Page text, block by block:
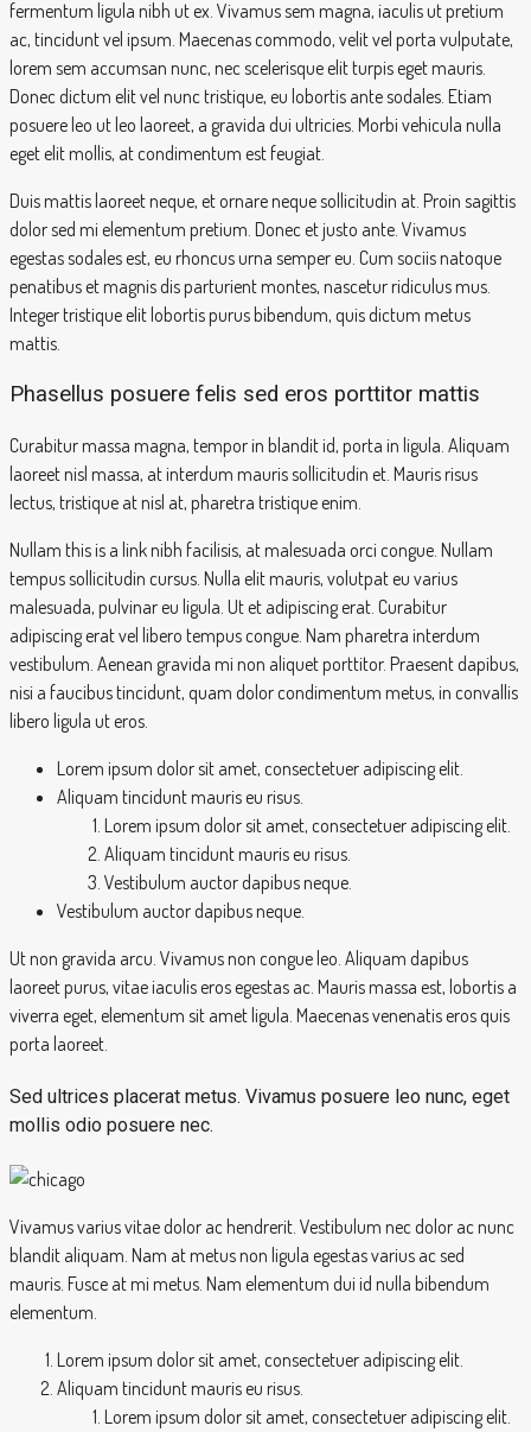
fermentum ligula nibh ut ex. Vivamus sem magna, iaculis ut pretium
ac, tincidunt vel ipsum. Maecenas commodo, velit vel porta vulputate,
lorem sem accumsan nunc, nec scelerisque elit turpis eget mauris.
Donec dictum elit vel nunc tristique, eu lobortis ante sodales. Etiam
posuere leo ut leo laoreet, a gravida dui ultricies. Morbi vehicula nulla
eget elit mollis, at condimentum est feugiat.
Duis mattis laoreet neque, et ornare neque sollicitudin at. Proin sagittis
dolor sed mi elementum pretium. Donec et justo ante. Vivamus
egestas sodales est, eu rhoncus urna semper eu. Cum sociis natoque
penatibus et magnis dis parturient montes, nascetur ridiculus mus.
Integer tristique elit lobortis purus bibendum, quis dictum metus
mattis.
Phasellus posuere felis sed eros porttitor mattis
Curabitur massa magna, tempor in blandit id, porta in ligula. Aliquam
laoreet nisl massa, at interdum mauris sollicitudin et. Mauris risus
lectus, tristique at nisl at, pharetra tristique enim.
Nullam this is a link nibh facilisis, at malesuada orci congue. Nullam
tempus sollicitudin cursus. Nulla elit mauris, volutpat eu varius
malesuada, pulvinar eu ligula. Ut et adipiscing erat. Curabitur
adipiscing erat vel libero tempus congue. Nam pharetra interdum
vestibulum. Aenean gravida mi non aliquet porttitor. Praesent dapibus,
nisi a faucibus tincidunt, quam dolor condimentum metus, in convallis
libero ligula ut eros.
Lorem ipsum dolor sit amet, consectetuer adipiscing elit.
Aliquam tincidunt mauris eu risus.
Lorem ipsum dolor sit amet, consectetuer adipiscing elit.
Aliquam tincidunt mauris eu risus.
Vestibulum auctor dapibus neque.
Vestibulum auctor dapibus neque.
Ut non gravida arcu. Vivamus non congue leo. Aliquam dapibus
laoreet purus, vitae iaculis eros egestas ac. Mauris massa est, lobortis a
viverra eget, elementum sit amet ligula. Maecenas venenatis eros quis
porta laoreet.
Sed ultrices placerat metus. Vivamus posuere leo nunc, eget
mollis odio posuere nec.
Vivamus varius vitae dolor ac hendrerit. Vestibulum nec dolor ac nunc
blandit aliquam. Nam at metus non ligula egestas varius ac sed
mauris. Fusce at mi metus. Nam elementum dui id nulla bibendum
elementum.
Lorem ipsum dolor sit amet, consectetuer adipiscing elit.
Aliquam tincidunt mauris eu risus.
Lorem ipsum dolor sit amet, consectetuer adipiscing elit.